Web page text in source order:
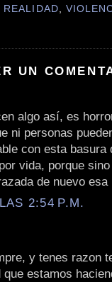
REALIDAD,
UN
algo así, es
ni personas
con esta basura
vida, porque
de nuevo esa
2:54 P.M.
y tenes razon
estamos